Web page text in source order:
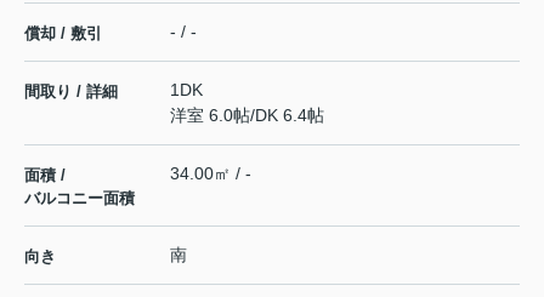
償却 / 敷引 - / -
間取り / 詳細
1DK
洋室 6.0帖/DK 6.4帖
面積 /
バルコニー面積
34.00㎡ / -
向き 南